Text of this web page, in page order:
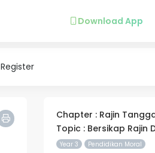
Download App
Register
Chapter : Rajin
Topic : Bersikap Rajin
Year 3 Pendidikan Moral